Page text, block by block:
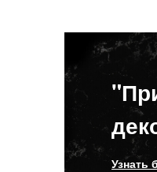
Узнать